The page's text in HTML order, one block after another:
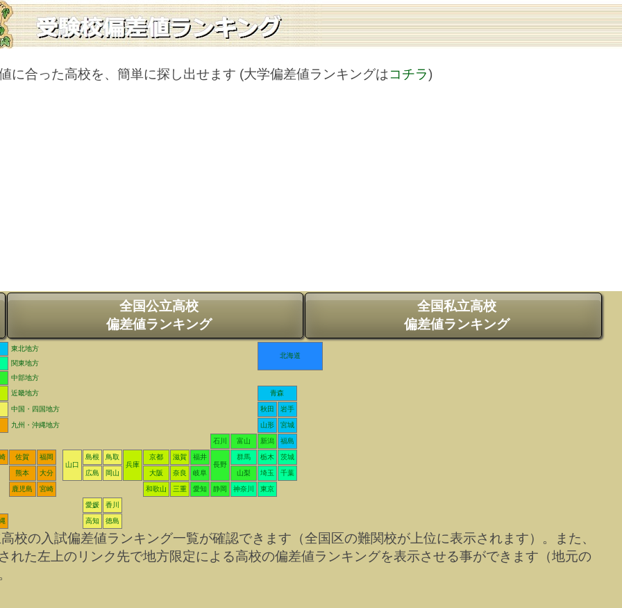
に合った高校を、簡単に探し出せます (大学偏差値ランキングはコチラ)
全国公立高校
偏差値ランキング
全国私立高校
偏差値ランキング
東北地方
北海道
関東地方
中部地方
近畿地方
青森
中国・四国地方 秋田 岩手
九州・沖縄地方 山形 宮城
石川 富山 新潟 福島
佐賀
福岡
山口
島根
鳥取
兵庫
京都 滋賀
福井
長野
群馬 栃木 茨城
熊本 大分 広島 岡山 大阪 奈良 岐阜 山梨 埼玉 千葉
鹿児島 宮崎 和歌山 三重 愛知 静岡 神奈川 東京
愛媛 香川
高知 徳島
の入試偏差値ランキング一覧が確認できます（全国区の難関校が上位に表示されます）。また、
れた左上のリンク先で地方限定による高校の偏差値ランキングを表示させる事ができます（地元の